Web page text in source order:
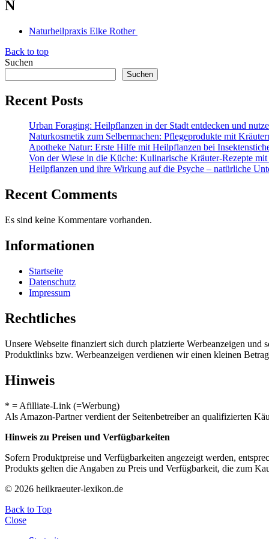
N
Naturheilpraxis Elke Rother
Back to top
Suchen
Suchen
Recent Posts
Urban Foraging: Heilpflanzen in der Stadt entdecken und
Naturkosmetik zum Selbermachen: Pflegeprodukte mit
Apotheke Natur: Erste Hilfe mit Heilpflanzen bei
Von der Wiese in die Küche: Kulinarische Kräuter-Rezepte
Heilpflanzen und ihre Wirkung auf die Psyche – natürliche
Recent Comments
Es sind keine Kommentare vorhanden.
Informationen
Startseite
Datenschutz
Impressum
Rechtliches
Unsere Webseite finanziert sich durch platzierte Werbeanzeigen
Produktlinks bzw. Werbeanzeigen verdienen wir einen kleinen
Hinweis
* = Afilliate-Link (=Werbung)
Als Amazon-Partner verdient der Seitenbetreiber an qualifizierten
Hinweis zu Preisen und Verfügbarkeiten
Sofern Produktpreise und Verfügbarkeiten angezeigt werden,
Produkts gelten die Angaben zu Preis und Verfügbarkeit, die zum
© 2026 heilkraeuter-lexikon.de
Back to Top
Close